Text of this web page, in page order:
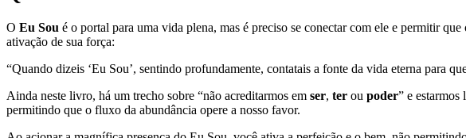
O Eu Sou é o portal para uma vida plena, mas é preciso se conectar com ele e permitir que
ativação de sua força:
“Quando dizeis ‘Eu Sou’, sentindo profundamente, contatais a fonte da vida eterna para
Ainda neste livro, há um trecho sobre “não acreditarmos em ser, ter ou poder” e
permitindo que o fluxo da abundância opere a nosso favor.